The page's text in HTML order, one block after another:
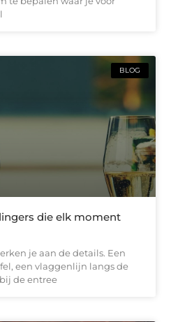
BLOG
die elk moment
je aan de details. Een
een vlaggenlijn langs de
de entree